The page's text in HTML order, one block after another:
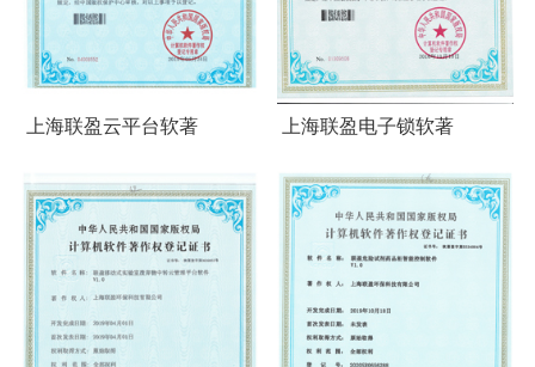
上海联盈云平台软著 上海联盈电子锁软著